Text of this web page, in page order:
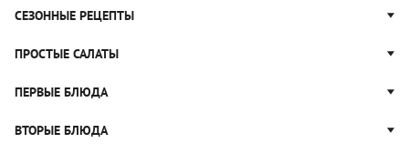
СЕЗОННЫЕ РЕЦЕПТЫ
Рецепты из капусты
Рецепты с грибами
Яблочные пироги
ПРОСТЫЕ САЛАТЫ
Простые салаты
Салат Цезарь
ПЕРВЫЕ БЛЮДА
Щи
ВТОРЫЕ БЛЮДА